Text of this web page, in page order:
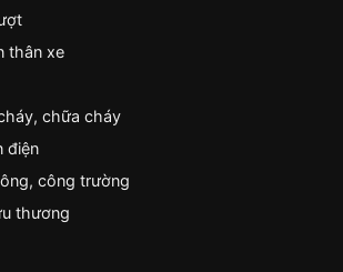
thân xe
chữa cháy
điện
công trường
thương